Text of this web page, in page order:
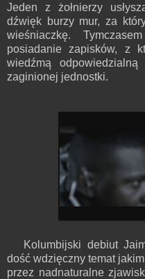
Jeden z żołnierzy
dźwięk burzy mur, za
wieśniaczkę.
posiadanie zapisków, z
wiedźmą
zaginionej jednostki.
Kolumbijski debiut
dość wdzięczny temat
przez nadnaturalne